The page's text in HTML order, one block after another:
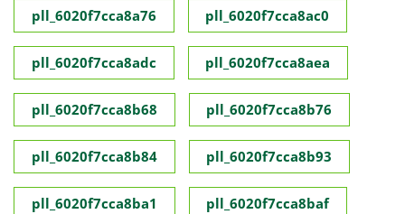
pll_6020f7cca8a76 pll_6020f7cca8ac0
pll_6020f7cca8adc pll_6020f7cca8aea
pll_6020f7cca8b68 pll_6020f7cca8b76
pll_6020f7cca8b84 pll_6020f7cca8b93
pll_6020f7cca8ba1 pll_6020f7cca8baf